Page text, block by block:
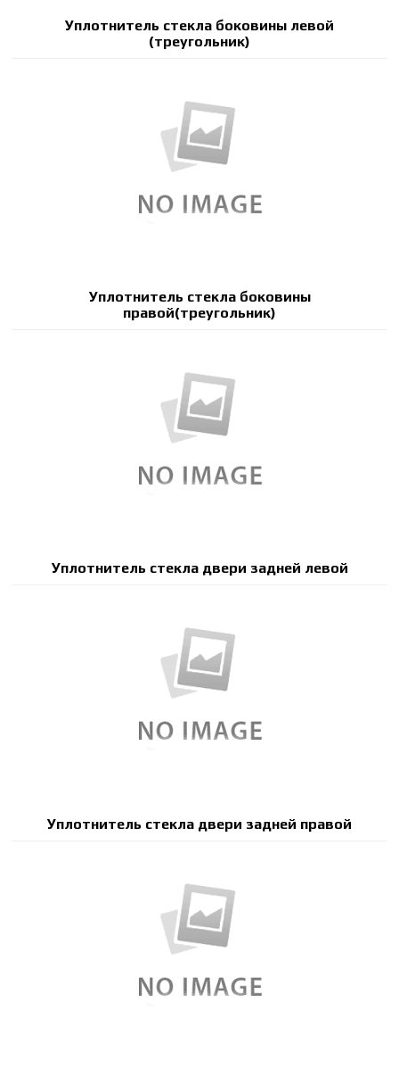
Уплотнитель стекла боковины левой
(треугольник)
Уплотнитель стекла боковины
правой(треугольник)
Уплотнитель стекла двери задней левой
Уплотнитель стекла двери задней правой